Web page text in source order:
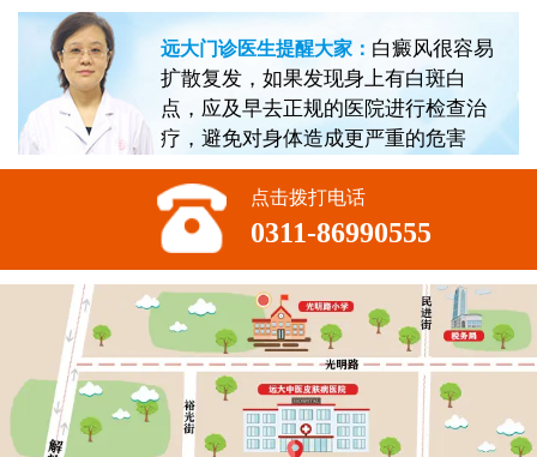
远大门诊医生提醒大家： 白癜风很容易
扩散复发，如果发现身上有白斑白
点，应及早去正规的医院进行检查治
疗，避免对身体造成更严重的危害
点击拨打电话
0311-86990555